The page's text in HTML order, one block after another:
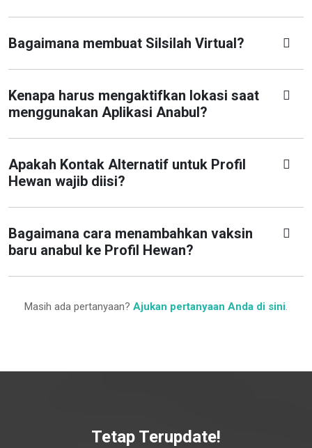
Bagaimana membuat Silsilah Virtual?
Kenapa harus mengaktifkan lokasi saat
menggunakan Aplikasi Anabul?
Apakah Kontak Alternatif untuk Profil
Hewan wajib diisi?
Bagaimana cara menambahkan vaksin
baru anabul ke Profil Hewan?
Masih ada pertanyaan? Ajukan pertanyaan Anda di sini.
Tetap Terupdate!